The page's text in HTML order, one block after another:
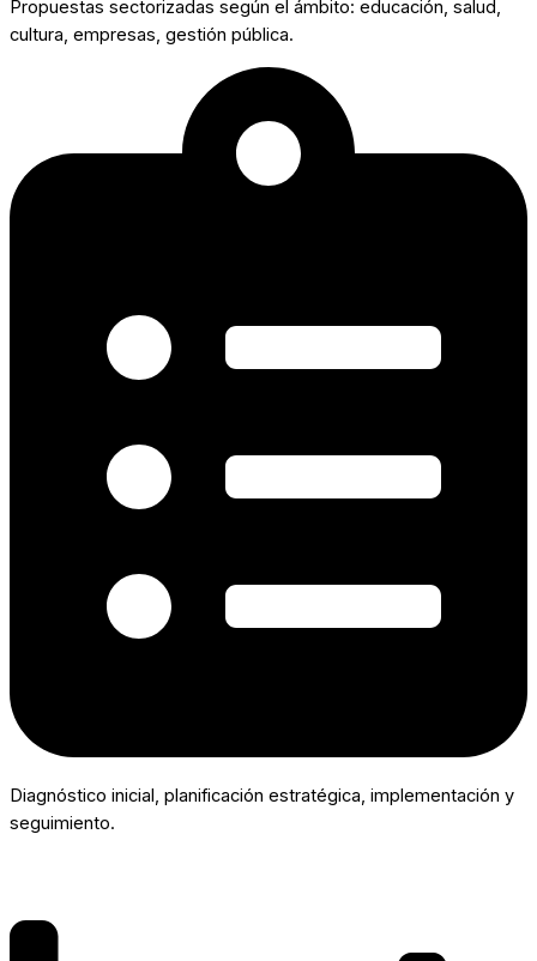
Propuestas sectorizadas según el ámbito: educación, salud,
cultura, empresas, gestión pública.
Diagnóstico inicial, planificación estratégica, implementación y
seguimiento.